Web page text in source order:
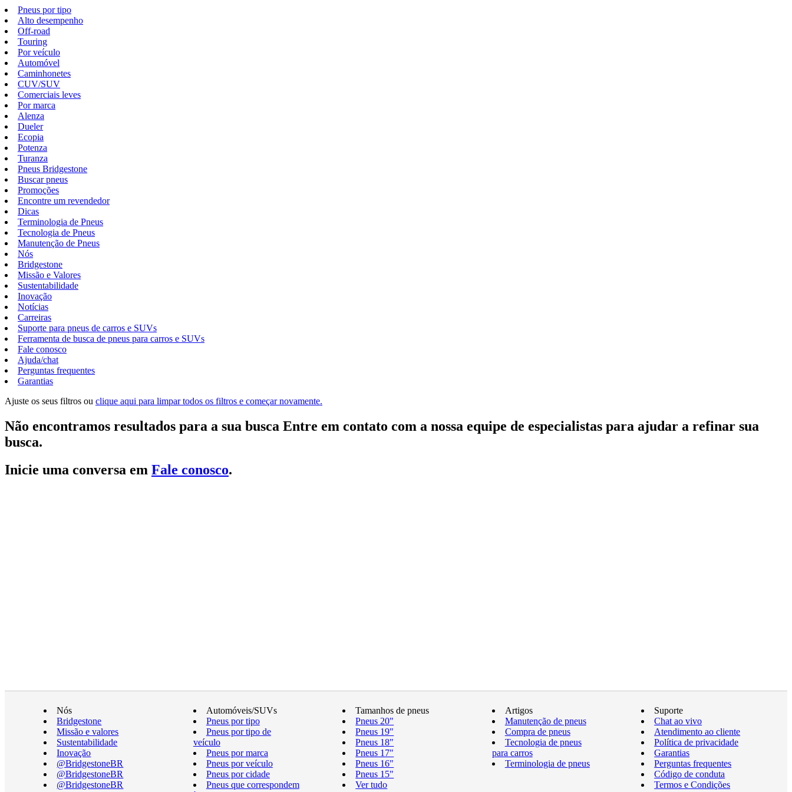
Pneus por tipo
Alto desempenho
Off-road
Touring
Por veículo
Automóvel
Caminhonetes
CUV/SUV
Comerciais leves
Por marca
Alenza
Dueler
Ecopia
Potenza
Turanza
Pneus Bridgestone
Buscar pneus
Promoções
Encontre um revendedor
Dicas
Terminologia de Pneus
Tecnologia de Pneus
Manutenção de Pneus
Nós
Bridgestone
Missão e Valores
Sustentabilidade
Inovação
Notícias
Carreiras
Suporte para pneus de carros e SUVs
Ferramenta de busca de pneus para carros e SUVs
Fale conosco
Ajuda/chat
Perguntas frequentes
Garantias
Ajuste os seus filtros ou clique aqui para limpar todos os filtros e começar novamente.
Não encontramos resultados para a sua busca Entre em contato com a nossa equipe de especialistas para ajudar a refinar sua
busca.
Inicie uma conversa em Fale conosco.
Nós
Bridgestone
Missão e valores
Sustentabilidade
Inovação
@BridgestoneBR
@BridgestoneBR
@BridgestoneBR
Automóveis/SUVs
Pneus por tipo
Pneus por tipo de
veículo
Pneus por marca
Pneus por veículo
Pneus por cidade
Pneus que correspondem
Tamanhos de pneus
Pneus 20"
Pneus 19"
Pneus 18"
Pneus 17"
Pneus 16"
Pneus 15"
Ver tudo
Artigos
Manutenção de pneus
Compra de pneus
Tecnologia de pneus
para carros
Terminologia de pneus
Suporte
Chat ao vivo
Atendimento ao cliente
Política de privacidade
Garantias
Perguntas frequentes
Código de conduta
Termos e Condições